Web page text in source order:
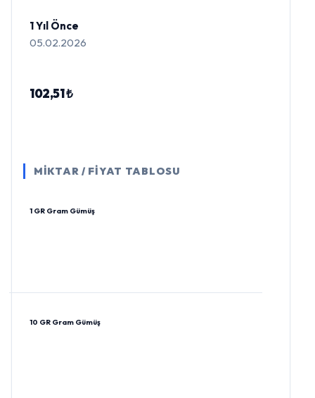
1 Yıl Önce
05.02.2026
102,51 ₺
MİKTAR / FİYAT TABLOSU
1 GR Gram Gümüş
10 GR Gram Gümüş